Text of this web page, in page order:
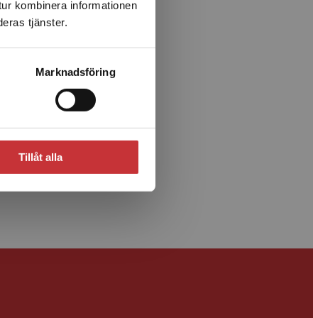
kombinera informationen
tjänster.
Marknadsföring
Tillåt alla